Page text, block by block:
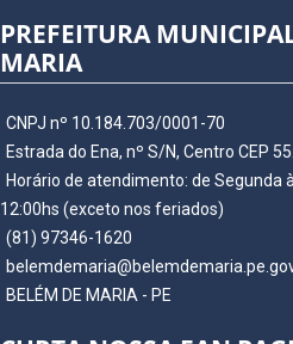
PREFEITURA
MARIA
CNPJ nº 10.184.703/0001-70
Estrada do Ena, nº S/N, Centro CEP
Horário de atendimento: de Segunda
12:00hs (exceto nos feriados)
(81) 97346-1620
BELÉM DE MARIA - PE